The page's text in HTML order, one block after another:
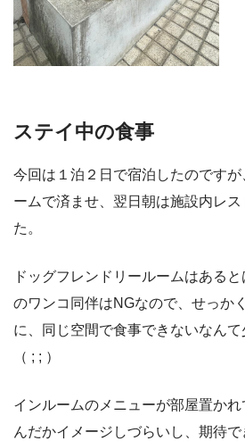
ステイ中の食事
今回は１泊２日で宿泊したのです
ームで済ませ、翌日朝は施設内レ
た。
ドッグフレンドリールームはある
のワンコ同伴はNGなので、せっか
に、同じ空間で食事できないなん
（ ; ; ）
インルームのメニューが部屋置か
んだかイメージしづらいし、期待